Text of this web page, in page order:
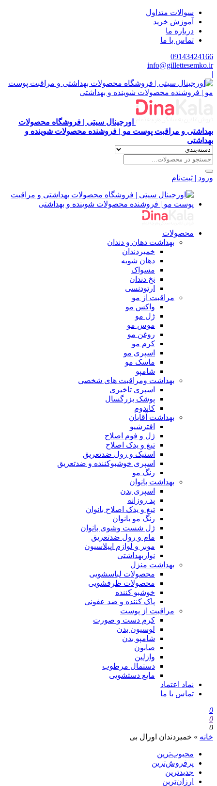
سوالات متداول
آموزش خرید
درباره ما
تماس با ما
09143424166
info@gillettesemko.ir
|
اورجینال سیتی | فروشگاه محصولات
بهداشتی و مراقبت پوست مو | فروشنده محصولات شوینده و
بهداشتی
ورود | ثبت‌نام
محصولات
بهداشت دهان و دندان
خمیردندان
دهان شویه
مسواک
نخ دندان
ارتودنسی
مراقبت از مو
واکس مو
ژل مو
موس مو
روغن مو
کرم مو
اسپری مو
ماسک مو
شامپو
بهداشت ومراقبت های شخصی
اسپری تاخیری
پوشک بزرگسال
کاندوم
بهداشت آقایان
افترشیو
ژل و فوم اصلاح
تیغ و یدک اصلاح
استیک و رول ضدتعریق
اسپری خوشبوکننده و ضدتعریق
رنگ مو
بهداشت بانوان
اسپری بدن
پد روزانه
تیغ و یدک اصلاح بانوان
رنگ مو بانوان
ژل شست وشوی بانوان
مام و رول ضدتعریق
موبر و لوازم اپیلاسیون
نواربهداشتی
بهداشت منزل
محصولات لباسشویی
محصولات ظرفشویی
خوشبو کننده
پاک کننده و ضد عفونی
مراقبت از پوست
کرم دست و صورت
لوسیون بدن
شامپو بدن
صابون
وازلین
دستمال مرطوب
مایع دستشویی
نماد اعتماد
تماس با ما
0
0
0
خانه » خمیردندان اورال بی
محبوب‌ترین
پرفروش‌ترین
جدیدترین
ارزان‌ترین